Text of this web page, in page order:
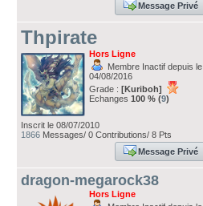
Message Privé
Thpirate
Hors Ligne
Membre Inactif depuis le
04/08/2016
Grade : [Kuriboh]
Echanges 100 % (9)
Inscrit le 08/07/2010
1866 Messages/ 0 Contributions/ 8 Pts
Message Privé
dragon-megarock38
Hors Ligne